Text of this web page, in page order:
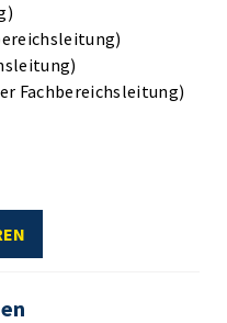
Fachbereichsleitung)